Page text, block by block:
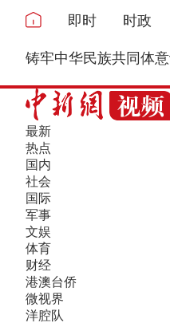
即时 时政
铸牢中华民族共同体
最新
热点
国内
社会
国际
军事
文娱
体育
财经
港澳台侨
微视界
洋腔队